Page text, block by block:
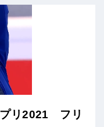
リ2021 フリ